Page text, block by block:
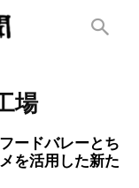
場
ードバレーとち
を活用した新た